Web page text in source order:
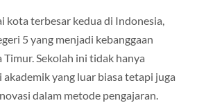
kota terbesar kedua di Indonesia,
5 yang menjadi kebanggaan
Timur. Sekolah ini tidak hanya
yang luar biasa tetapi juga
dalam metode pengajaran.